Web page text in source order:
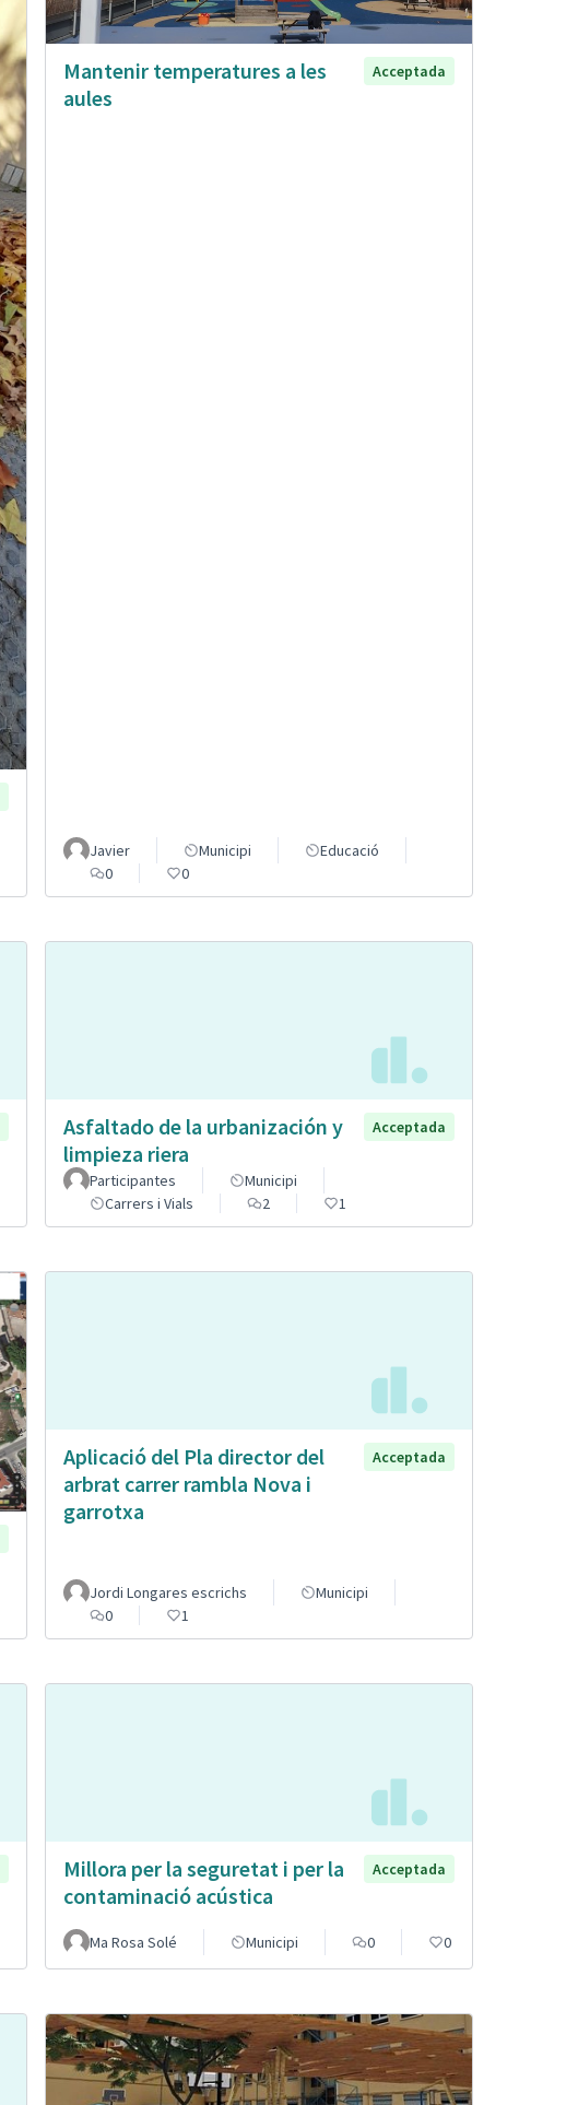
Mantenir temperatures a les
aules
Acceptada
Javier Municipi
Educació
0
0
Asfaltado de la urbanización y
limpieza riera
Acceptada
Participantes
Municipi
Carrers i Vials
2 1
Aplicació del Pla director del
arbrat carrer rambla Nova i
garrotxa
Acceptada
Jordi Longares escrichs
Municipi
0
1
Millora per la seguretat i per la
contaminació acústica
Acceptada
Ma Rosa Solé Municipi 0 0